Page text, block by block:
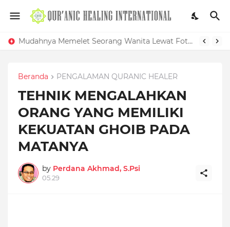
Mudahnya Memelet Seorang Wanita Lewat Foto di Facebook
Beranda PENGALAMAN QURANIC HEALER
TEHNIK MENGALAHKAN
ORANG YANG MEMILIKI
KEKUATAN GHOIB PADA
MATANYA
by Perdana Akhmad, S.Psi
05.29